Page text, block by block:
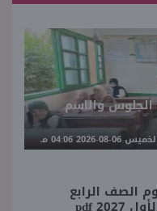
الجلوس والاسم
06-08-2026 04:06 مـ
الصف الرابع